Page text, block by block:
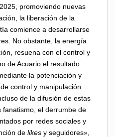
promoviendo nuevas
la liberación de la
comience a desarrollarse
No obstante, la energía
resuena con el control y
de Acuario el resultado
la potenciación y
control y manipulación
de la difusión de estas
fanatismo, el derrumbe de
por redes sociales y
de likes y seguidores»,